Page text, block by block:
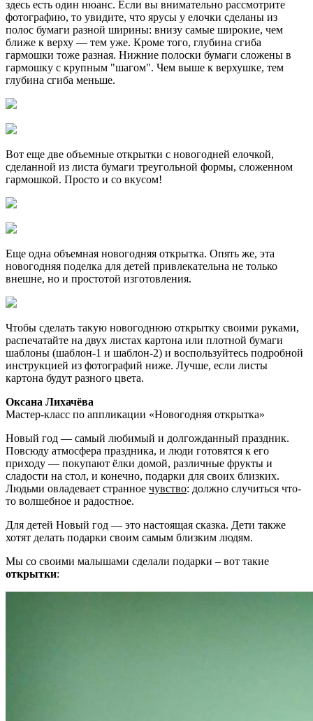
здесь есть один нюанс. Если вы внимательно рассмотрите
фотографию, то увидите, что ярусы у елочки сделаны из
полос бумаги разной ширины: внизу самые широкие, чем
ближе к верху — тем уже. Кроме того, глубина сгиба
гармошки тоже разная. Нижние полоски бумаги сложены в
гармошку с крупным "шагом". Чем выше к верхушке, тем
глубина сгиба меньше.
Вот еще две объемные открытки с новогодней елочкой,
сделанной из листа бумаги треугольной формы, сложенном
гармошкой. Просто и со вкусом!
Еще одна объемная новогодняя открытка. Опять же, эта
новогодняя поделка для детей привлекательна не только
внешне, но и простотой изготовления.
Чтобы сделать такую новогоднюю открытку своими руками,
распечатайте на двух листах картона или плотной бумаги
шаблоны (шаблон-1 и шаблон-2) и воспользуйтесь подробной
инструкцией из фотографий ниже. Лучше, если листы
картона будут разного цвета.
Оксана Лихачёва
Мастер-класс по аппликации «Новогодняя открытка»
Новый год — самый любимый и долгожданный праздник.
Повсюду атмосфера праздника, и люди готовятся к его
приходу — покупают ёлки домой, различные фрукты и
сладости на стол, и конечно, подарки для своих близких.
Людьми овладевает странное чувство: должно случиться что-
то волшебное и радостное.
Для детей Новый год — это настоящая сказка. Дети также
хотят делать подарки своим самым близким людям.
Мы со своими малышами сделали подарки – вот такие
открытки: